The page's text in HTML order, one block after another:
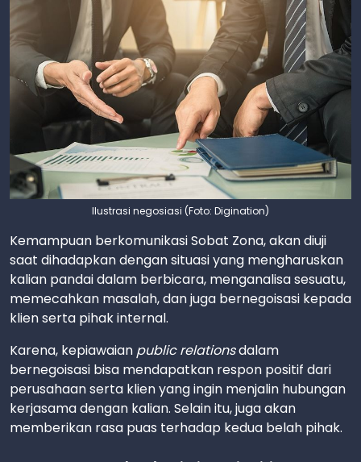
Ilustrasi negosiasi (Foto: Digination)
Kemampuan berkomunikasi Sobat Zona, akan diuji
saat dihadapkan dengan situasi yang mengharuskan
kalian pandai dalam berbicara, menganalisa sesuatu,
memecahkan masalah, dan juga bernegoisasi kepada
klien serta pihak internal.
Karena, kepiawaian public relationsdalam
bernegoisasi bisa mendapatkan respon positif dari
perusahaan serta klien yang ingin menjalin hubungan
kerjasama dengan kalian. Selain itu, juga akan
memberikan rasa puas terhadap kedua belah pihak.